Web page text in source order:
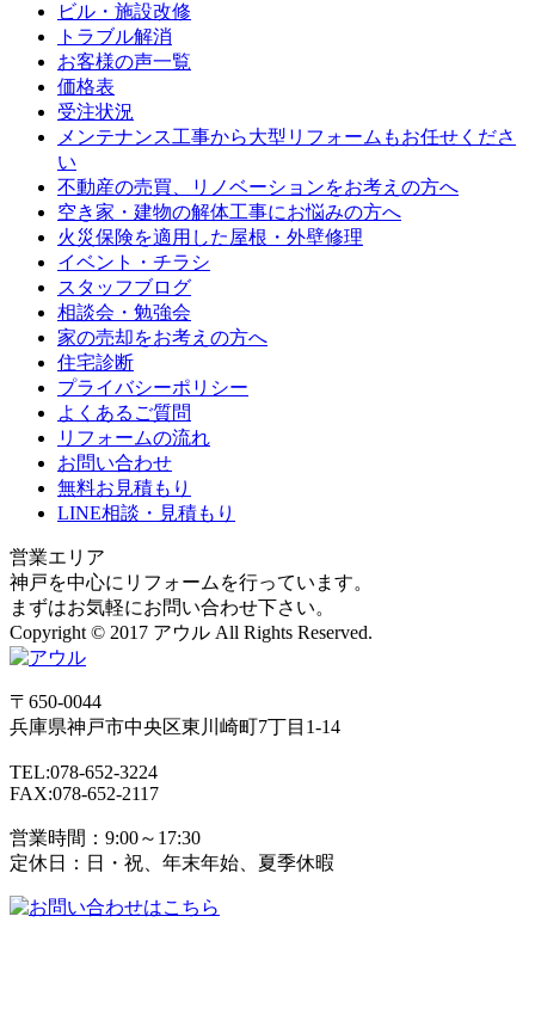
ビル・施設改修
トラブル解消
お客様の声一覧
価格表
受注状況
メンテナンス工事から大型リフォームもお任せくださ
い
不動産の売買、リノベーションをお考えの方へ
空き家・建物の解体工事にお悩みの方へ
火災保険を適用した屋根・外壁修理
イベント・チラシ
スタッフブログ
相談会・勉強会
家の売却をお考えの方へ
住宅診断
プライバシーポリシー
よくあるご質問
リフォームの流れ
お問い合わせ
無料お見積もり
LINE相談・見積もり
営業エリア
神戸を中心にリフォームを行っています。
まずはお気軽にお問い合わせ下さい。
Copyright © 2017 アウル All Rights Reserved.
〒650-0044
兵庫県神戸市中央区東川崎町7丁目1-14
TEL:078-652-3224
FAX:078-652-2117
営業時間：9:00～17:30
定休日：日・祝、年末年始、夏季休暇